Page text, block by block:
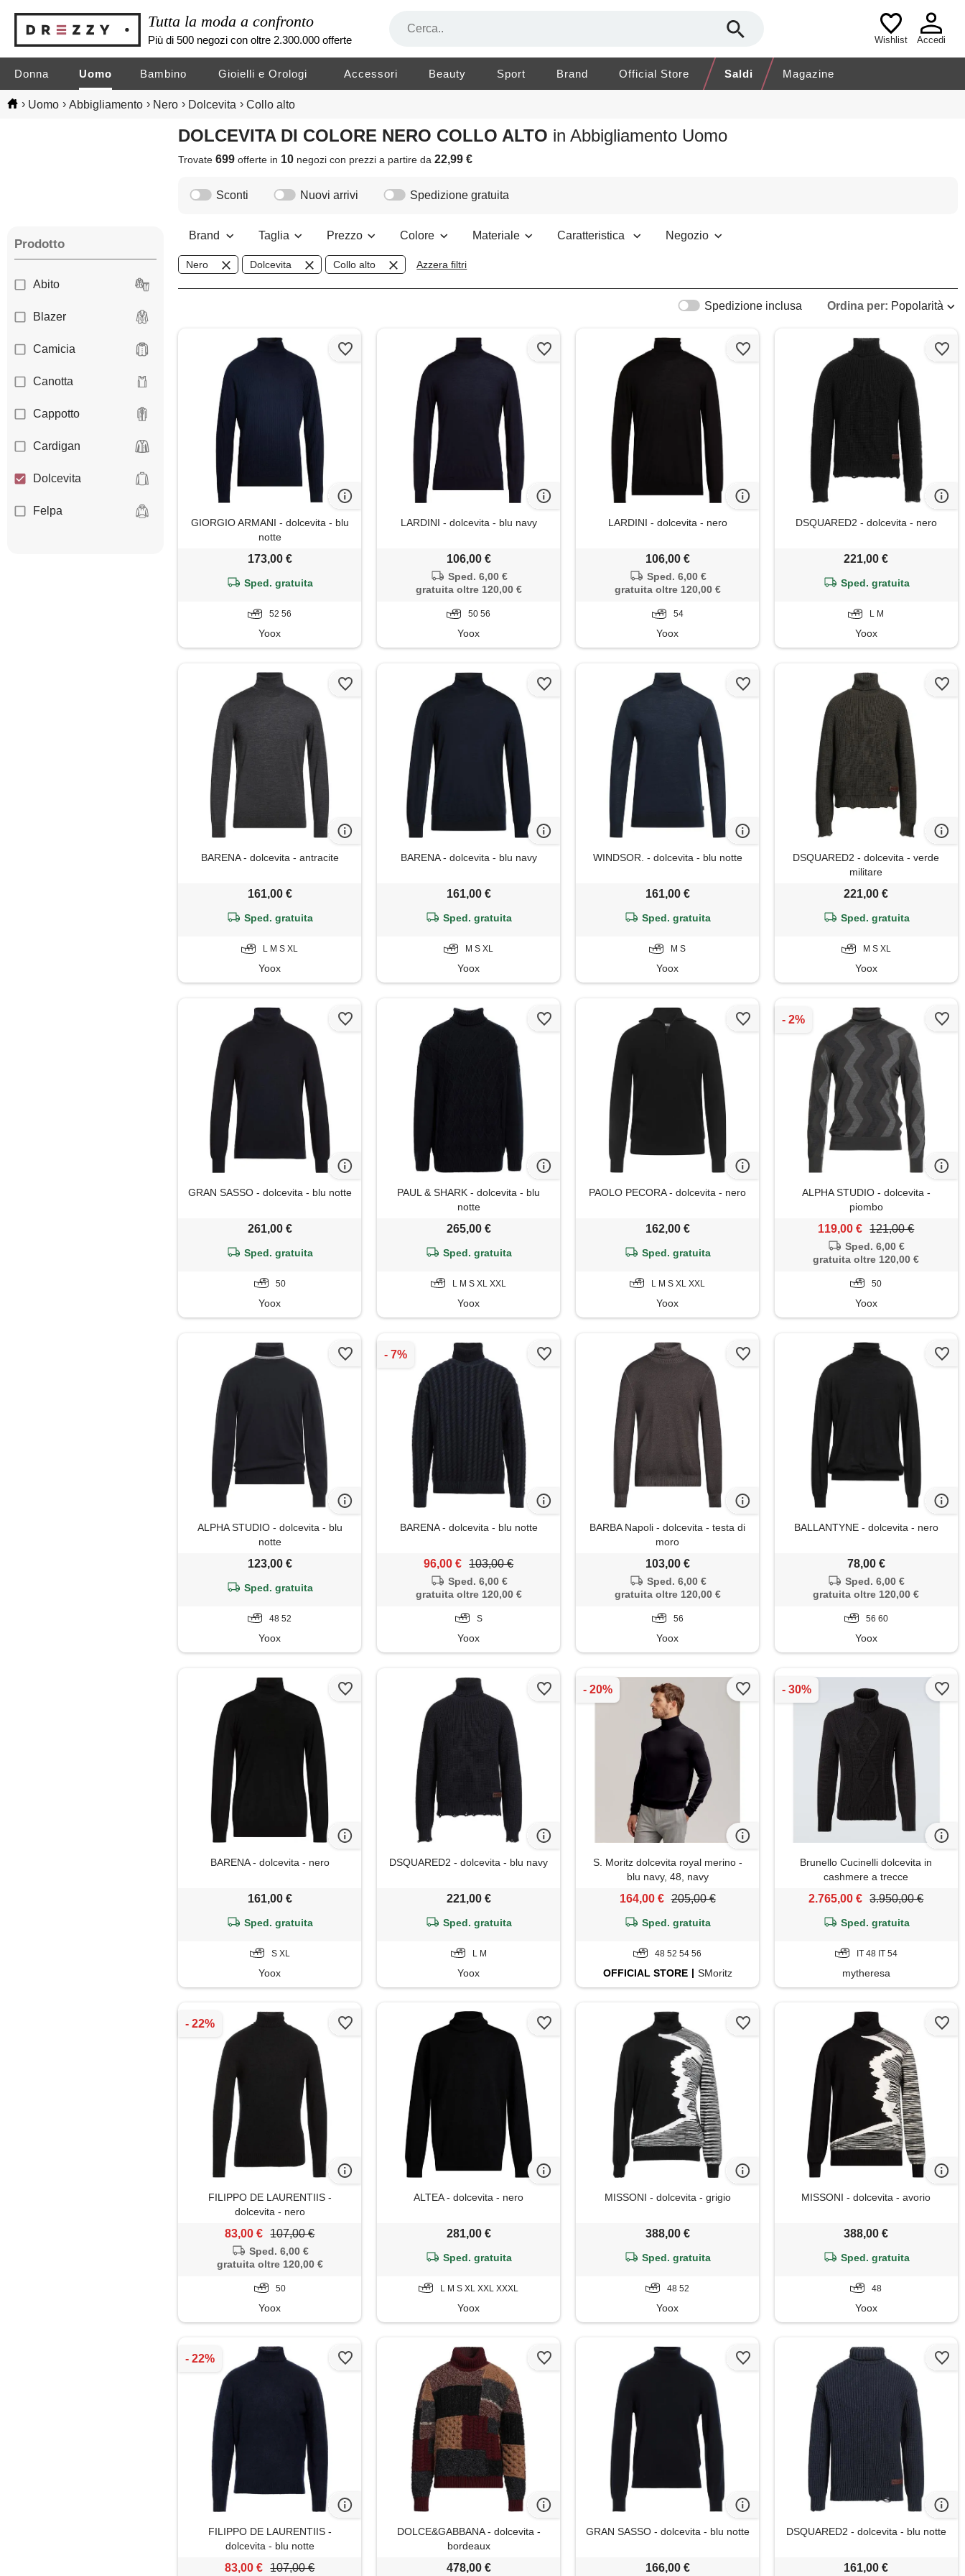
Tutta la moda a confronto
Più di 500 negozi con oltre 2.300.000 offerte Wishlist Accedi
Donna Uomo Bambino Gioielli e Orologi Accessori Beauty Sport Brand Official Store Saldi Magazine
› Uomo › Abbigliamento › Nero › Dolcevita › Collo alto
DOLCEVITA DI COLORE NERO COLLO ALTO in Abbigliamento Uomo
Trovate699 offerte in 10 negozicon prezzi a partire da22,99 €
Prodotto
Abito
Blazer
Camicia
Canotta
Cappotto
Cardigan
Dolcevita
Felpa
Sconti Nuovi arrivi Spedizione gratuita
Brand Taglia Prezzo Colore Materiale Caratteristica Negozio
Nero Dolcevita Collo alto Azzera filtri
Ordina per: Popolarità
Spedizione inclusa
GIORGIO ARMANI - dolcevita - blu
notte
173,00 €
Sped. gratuita
52 56
Yoox
LARDINI - dolcevita - blu navy
106,00 €
Sped. 6,00 €
gratuita oltre 120,00 €
50 56
Yoox
LARDINI - dolcevita - nero
106,00 €
Sped. 6,00 €
gratuita oltre 120,00 €
54
Yoox
DSQUARED2 - dolcevita - nero
221,00 €
Sped. gratuita
L M
Yoox
BARENA - dolcevita - antracite
161,00 €
Sped. gratuita
L M S XL
Yoox
BARENA - dolcevita - blu navy
161,00 €
Sped. gratuita
M S XL
Yoox
WINDSOR. - dolcevita - blu notte
161,00 €
Sped. gratuita
M S
Yoox
DSQUARED2 - dolcevita - verde
militare
221,00 €
Sped. gratuita
M S XL
Yoox
GRAN SASSO - dolcevita - blu notte
261,00 €
Sped. gratuita
50
Yoox
PAUL & SHARK - dolcevita - blu
notte
265,00 €
Sped. gratuita
L M S XL XXL
Yoox
PAOLO PECORA - dolcevita - nero
162,00 €
Sped. gratuita
L M S XL XXL
Yoox
ALPHA STUDIO - dolcevita -
piombo
119,00 € 121,00 €
Sped. 6,00 €
gratuita oltre 120,00 €
50
Yoox
ALPHA STUDIO - dolcevita - blu
notte
123,00 €
Sped. gratuita
48 52
Yoox
BARENA - dolcevita - blu notte
96,00 € 103,00 €
Sped. 6,00 €
gratuita oltre 120,00 €
S
Yoox
BARBA Napoli - dolcevita - testa di
moro
103,00 €
Sped. 6,00 €
gratuita oltre 120,00 €
56
Yoox
BALLANTYNE - dolcevita - nero
78,00 €
Sped. 6,00 €
gratuita oltre 120,00 €
56 60
Yoox
BARENA - dolcevita - nero
161,00 €
Sped. gratuita
S XL
Yoox
DSQUARED2 - dolcevita - blu navy
221,00 €
Sped. gratuita
L M
Yoox
S. Moritz dolcevita royal merino -
blu navy, 48, navy
164,00 € 205,00 €
Sped. gratuita
48 52 54 56
OFFICIAL STORE SMoritz
Brunello Cucinelli dolcevita in
cashmere a trecce
2.765,00 € 3.950,00 €
Sped. gratuita
IT 48 IT 54
mytheresa
FILIPPO DE LAURENTIIS -
dolcevita - nero
83,00 € 107,00 €
Sped. 6,00 €
gratuita oltre 120,00 €
50
Yoox
ALTEA - dolcevita - nero
281,00 €
Sped. gratuita
L M S XL XXL XXXL
Yoox
MISSONI - dolcevita - grigio
388,00 €
Sped. gratuita
48 52
Yoox
MISSONI - dolcevita - avorio
388,00 €
Sped. gratuita
48
Yoox
FILIPPO DE LAURENTIIS -
dolcevita - blu notte
83,00 € 107,00 €
DOLCE&GABBANA - dolcevita -
bordeaux
478,00 €
GRAN SASSO - dolcevita - blu notte
166,00 €
DSQUARED2 - dolcevita - blu notte
161,00 €